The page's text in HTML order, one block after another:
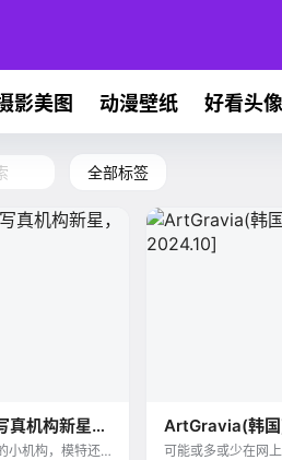
影美图 动漫壁纸 好看头像
全部标签
机构新星，
小机构，模特还
ArtGravia(韩
[95.8G-
可能或多或少在网